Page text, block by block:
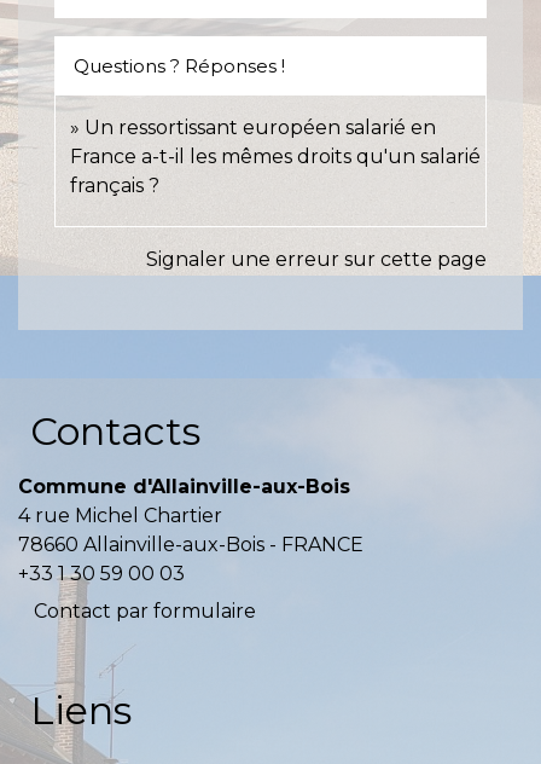
Questions ? Réponses !
Un ressortissant européen salarié en
France a-t-il les mêmes droits qu'un salarié
français ?
Signaler une erreur sur cette page
Contacts
Commune d'Allainville-aux-Bois
4 rue Michel Chartier
78660 Allainville-aux-Bois - FRANCE
+33 1 30 59 00 03
Contact par formulaire
Liens